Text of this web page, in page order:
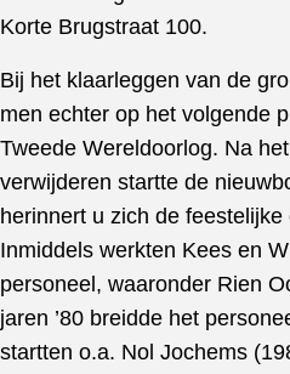
Korte Brugstraat 100.
Bij het klaarleggen van de
men echter op het volgende
Tweede Wereldoorlog. Na
verwijderen startte de
herinnert u zich de
Inmiddels werkten Kees en
personeel, waaronder Rien
jaren ’80 breidde het
startten o.a. Nol Jochems